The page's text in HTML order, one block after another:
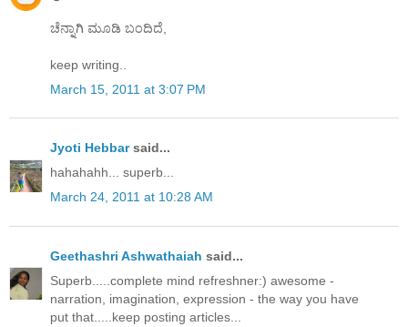
ಚೆನ್ನಾಗಿ ಮೂಡಿ ಬಂದಿದೆ,
keep writing..
March 15, 2011 at 3:07 PM
Jyoti Hebbarsaid...
hahahahh... superb...
March 24, 2011 at 10:28 AM
Geethashri Ashwathaiah said...
Superb.....complete mind refreshner:) awesome -
narration, imagination, expression - the way you have
put that.....keep posting articles...